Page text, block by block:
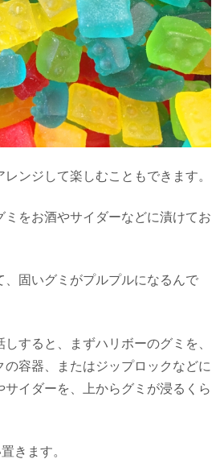
ンジして楽しむこともできます。
ミをお酒やサイダーなどに漬けてお
、固いグミがプルプルになるんで
すると、まずハリボーのグミを、
の容器、またはジップロックなどに
サイダーを、上からグミが浸るくら
きます。